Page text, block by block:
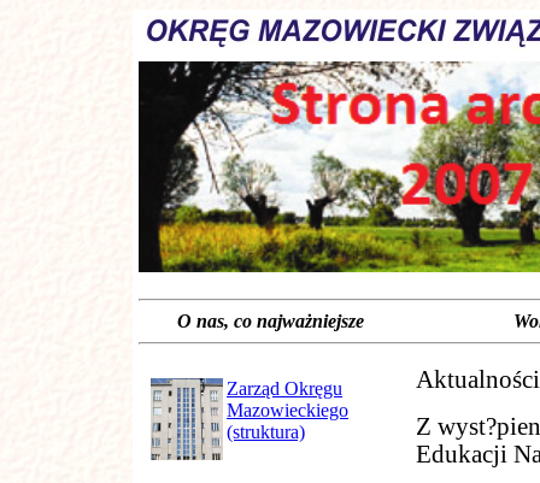
O nas, co najważniejsze Wokół
Zarząd Okręgu
Mazowieckiego
(struktura)
Z
Edukacji